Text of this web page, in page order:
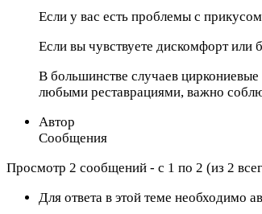
Если у вас есть проблемы с
Если вы чувствуете дискомфорт или
В большинстве случаев
любыми реставрациями, важно
Автор
Сообщения
Просмотр 2 сообщений - с 1 по 2 (из 2
Для ответа в этой теме необходимо